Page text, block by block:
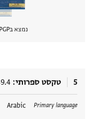
נמצא בPGP מאז
5 טקסט ספרותי
Primary language
Arabic תגים